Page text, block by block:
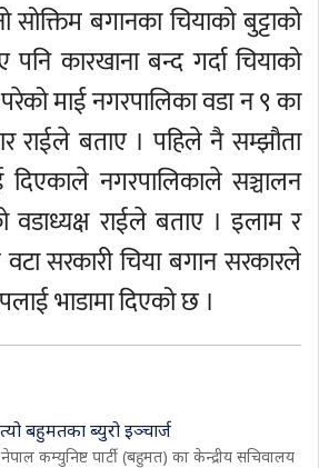
सोक्तिम बगानका चियाको बुट्टाको
कारखाना बन्द गर्दा चियाको
माई नगरपालिका वडा न ९ का
राईले बताए । पहिले नै सम्झौता
दिएकाले नगरपालिकाले सञ्चालन
वडाध्यक्ष राईले बताए । इलाम र
सरकारी चिया बगान सरकारले
भाडामा दिएको छ ।
बहुमतका ब्युरो इञ्चार्ज
कम्युनिष्ट पार्टी (बहुमत) का केन्द्रीय सचिवालय